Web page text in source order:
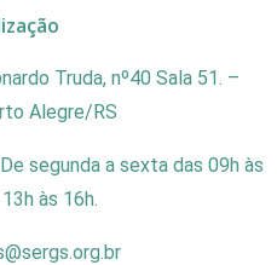
Truda, nº40 Sala 51. –
Alegre/RS
De segunda a sexta das 09h às
às 16h.